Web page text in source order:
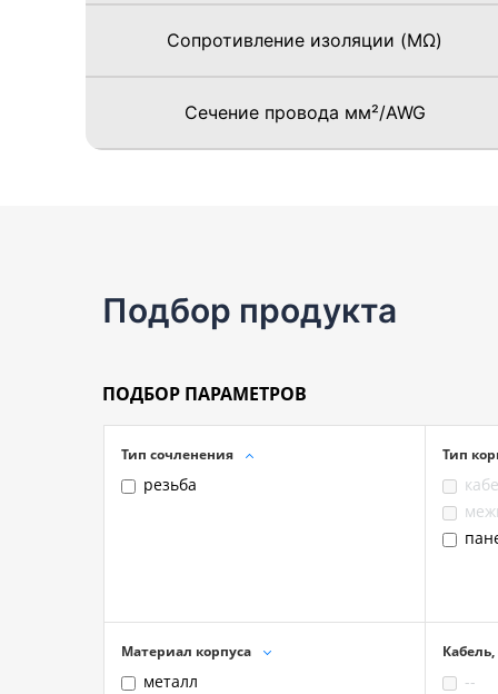
Сопротивление изоляции (MΩ)
Сечение провода мм²/AWG
Подбор продукта
ПОДБОР ПАРАМЕТРОВ
Тип сочленения
резьба
Тип
Материал корпуса
металл
--